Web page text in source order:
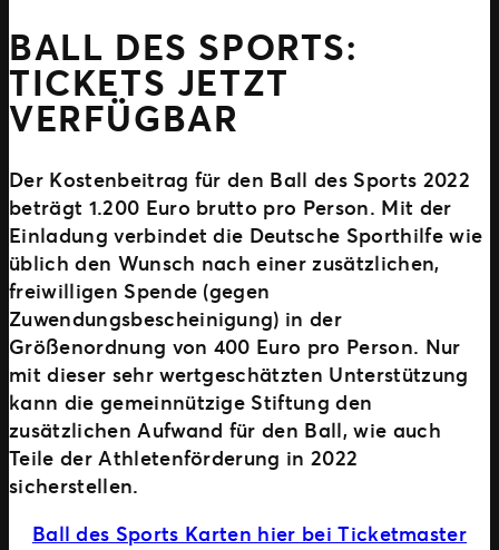
BALL DES SPORTS:
TICKETS JETZT
VERFÜGBAR
Der Kostenbeitrag für den Ball des Sports 2022
beträgt 1.200 Euro brutto pro Person. Mit der
Einladung verbindet die Deutsche Sporthilfe wie
üblich den Wunsch nach einer zusätzlichen,
freiwilligen Spende (gegen
Zuwendungsbescheinigung) in der
Größenordnung von 400 Euro pro Person. Nur
mit dieser sehr wertgeschätzten Unterstützung
kann die gemeinnützige Stiftung den
zusätzlichen Aufwand für den Ball, wie auch
Teile der Athletenförderung in 2022
sicherstellen.
Ball des Sports Karten hier bei Ticketmaster